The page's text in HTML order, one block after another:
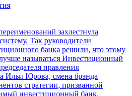
захлестнула
Так руководители
банка решили, что этому
называться Инвестиционный
правления
Ильи Юрова, смена брэнда
стратегии, призванной
инвестиционный банк.